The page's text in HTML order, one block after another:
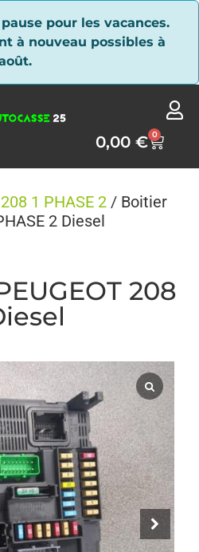
pour les vacances.
à nouveau possibles à
0,00€ 0
208 1 PHASE 2 / Boitier
2 Diesel
208
cookies